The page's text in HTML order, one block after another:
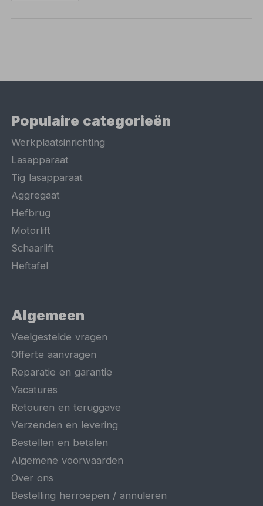
Populaire categorieën
Werkplaatsinrichting
Lasapparaat
Tig lasapparaat
Aggregaat
Hefbrug
Motorlift
Schaarlift
Heftafel
Algemeen
Veelgestelde vragen
Offerte aanvragen
Reparatie en garantie
Vacatures
Retouren en teruggave
Verzenden en levering
Bestellen en betalen
Algemene voorwaarden
Over ons
Bestelling herroepen / annuleren